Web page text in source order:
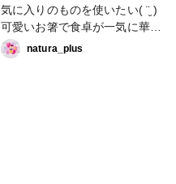
気に入りのものを使いたい( ¨̮ )
可愛いお箸で食卓が一気に華や
かに🌸🍃 #レジン作品コンテス
ト2022 #ハーバリウムお箸 #レ
natura_plus